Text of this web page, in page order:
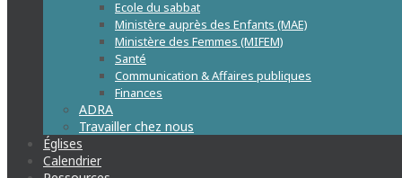
Ecole du sabbat
Ministère auprès des Enfants (MAE)
Ministère des Femmes (MIFEM)
Santé
Communication & Affaires publiques
Finances
ADRA
Travailler chez nous
Églises
Calendrier